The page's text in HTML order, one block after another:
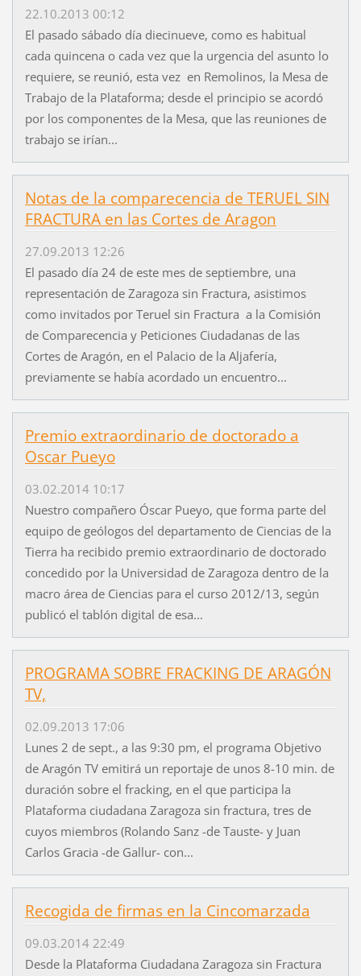
22.10.2013 00:12
El pasado sábado día diecinueve, como es habitual
cada quincena o cada vez que la urgencia del asunto lo
requiere, se reunió, esta vez en Remolinos, la Mesa de
Trabajo de la Plataforma; desde el principio se acordó
por los componentes de la Mesa, que las reuniones de
trabajo se irían...
Notas de la comparecencia de TERUEL SIN
FRACTURA en las Cortes de Aragon
27.09.2013 12:26
El pasado día 24 de este mes de septiembre, una
representación de Zaragoza sin Fractura, asistimos
como invitados por Teruel sin Fractura a la Comisión
de Comparecencia y Peticiones Ciudadanas de las
Cortes de Aragón, en el Palacio de la Aljafería,
previamente se había acordado un encuentro...
Premio extraordinario de doctorado a
Oscar Pueyo
03.02.2014 10:17
Nuestro compañero Óscar Pueyo, que forma parte del
equipo de geólogos del departamento de Ciencias de la
Tierra ha recibido premio extraordinario de doctorado
concedido por la Universidad de Zaragoza dentro de la
macro área de Ciencias para el curso 2012/13, según
publicó el tablón digital de esa...
PROGRAMA SOBRE FRACKING DE ARAGÓN
TV,
02.09.2013 17:06
Lunes 2 de sept., a las 9:30 pm, el programa Objetivo
de Aragón TV emitirá un reportaje de unos 8-10 min. de
duración sobre el fracking, en el que participa la
Plataforma ciudadana Zaragoza sin fractura, tres de
cuyos miembros (Rolando Sanz -de Tauste- y Juan
Carlos Gracia -de Gallur- con...
Recogida de firmas en la Cincomarzada
09.03.2014 22:49
Desde la Plataforma Ciudadana Zaragoza sin Fractura